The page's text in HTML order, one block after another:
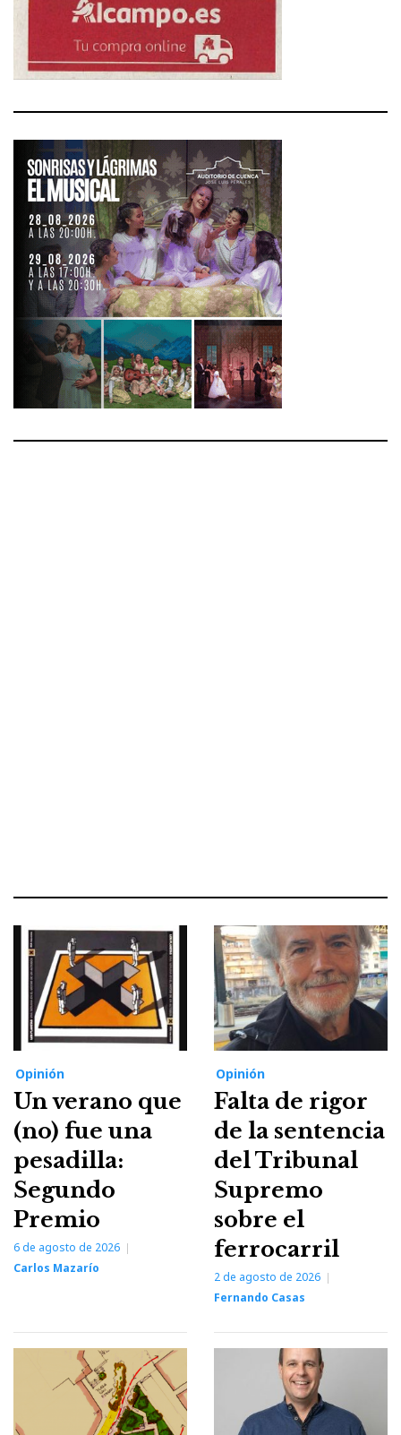
Opinión
Un verano que
(no) fue una
pesadilla:
Segundo
Premio
6 de agosto de 2026
Carlos Mazarío
Opinión
Falta de rigor
de la sentencia
del Tribunal
Supremo
sobre el
ferrocarril
2 de agosto de 2026
Fernando Casas